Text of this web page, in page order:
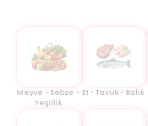
Meyve - Sebze -
Yeşillik
Et - Tavuk - Balık